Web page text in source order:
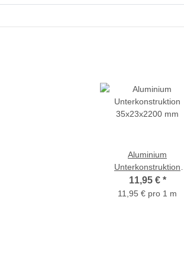
Aluminium
Unterkonstruktion
35x23x2200 mm
11,95 € *
11,95 € pro 1 m